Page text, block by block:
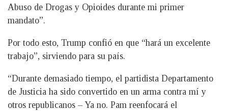
Abuso de Drogas y Opioides durante mi primer
mandato”.
Por todo esto, Trump confió en que “hará un excelente
trabajo”, sirviendo para su país.
“Durante demasiado tiempo, el partidista Departamento
de Justicia ha sido convertido en un arma contra mí y
otros republicanos – Ya no. Pam reenfocará el